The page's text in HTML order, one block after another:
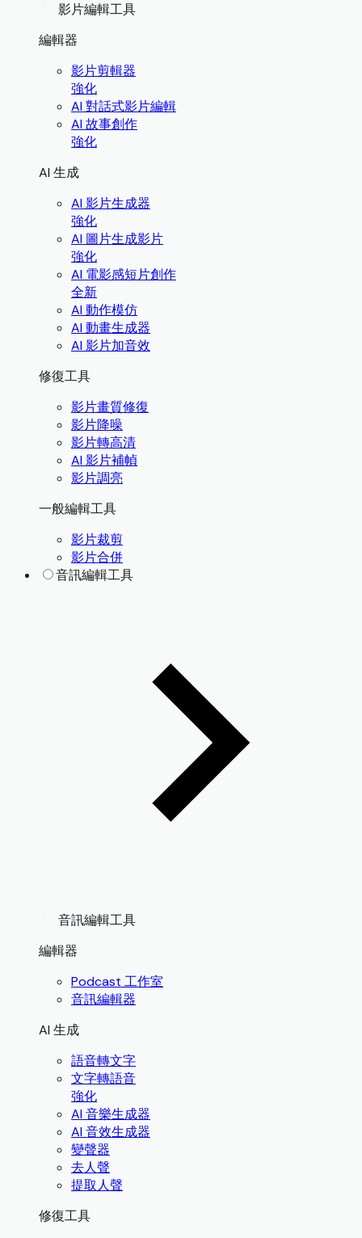
影片編輯工具
編輯器
影片剪輯器
強化
AI 對話式影片編輯
AI 故事創作
強化
AI 生成
AI 影片生成器
強化
AI 圖片生成影片
強化
AI 電影感短片創作
全新
AI 動作模仿
AI 動畫生成器
AI 影片加音效
修復工具
影片畫質修復
影片降噪
影片轉高清
AI 影片補幀
影片調亮
一般編輯工具
影片裁剪
影片合併
音訊編輯工具
音訊編輯工具
編輯器
Podcast 工作室
音訊編輯器
AI 生成
語音轉文字
文字轉語音
強化
AI 音樂生成器
AI 音效生成器
變聲器
去人聲
提取人聲
修復工具